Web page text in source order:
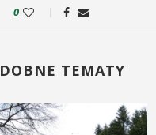
0
TEMATY